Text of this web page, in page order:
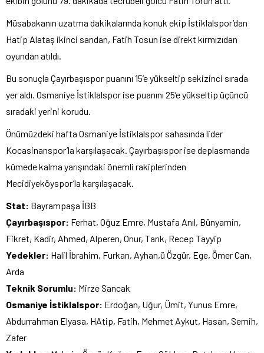
Müsabakanın uzatma dakikalarında konuk ekip İstiklalspor’dan
Hatip Alataş ikinci sarıdan, Fatih Tosun ise direkt kırmızıdan
oyundan atıldı.
Bu sonuçla Çayırbaşıspor puanını 15’e yükseltip sekizinci sırada
yer aldı. Osmaniye İstiklalspor ise puanını 25’e yükseltip üçüncü
sıradaki yerini korudu.
Önümüzdeki hafta Osmaniye İstiklalspor sahasında lider
Kocasinanspor’la karşılaşacak. Çayırbaşıspor ise deplasmanda
kümede kalma yarışındaki önemli rakiplerinden
Mecidiyeköyspor’la karşılaşacak.
Stat: Bayrampaşa İBB
Çayırbaşıspor: Ferhat, Oğuz Emre, Mustafa Anıl, Bünyamin,
Fikret, Kadir, Ahmed, Alperen, Onur, Tarık, Recep Tayyip
Yedekler: Halil İbrahim, Furkan, Ayhan,ü Özgür, Ege, Ömer Can,
Arda
Teknik Sorumlu: Mirze Sancak
Osmaniye İstiklalspor: Erdoğan, Uğur, Ümit, Yunus Emre,
Abdurrahman Elyasa, HAtip, Fatih, Mehmet Aykut, Hasan, Semih,
Zafer